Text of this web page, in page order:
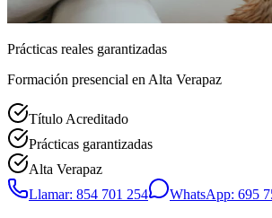
Prácticas reales garantizadas
Formación presencial en Alta Verapaz
Título Acreditado
Prácticas garantizadas
Alta Verapaz
Llamar: 854 701 254
WhatsApp: 695